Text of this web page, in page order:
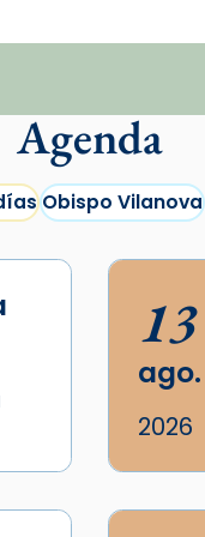
Agenda
Obispo Vilanova
13
ago.
2026